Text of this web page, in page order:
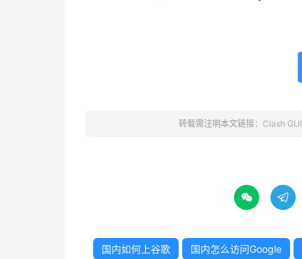
转载需注明本文链接： Clash GUI
 
国内如何上谷歌 国内怎么访问Google